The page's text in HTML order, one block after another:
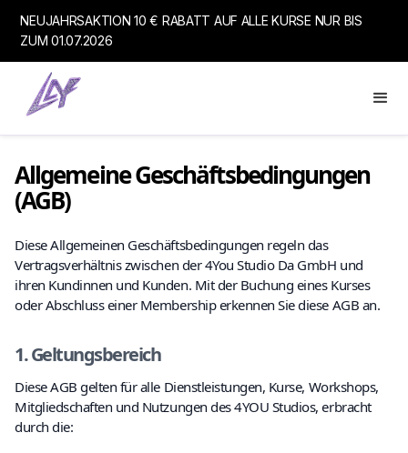
NEUJAHRSAKTION 10 € RABATT AUF ALLE KURSE NUR BIS
ZUM 01.07.2026
Allgemeine Geschäftsbedingungen
(AGB)
Diese Allgemeinen Geschäftsbedingungen regeln das
Vertragsverhältnis zwischen der 4You Studio Da GmbH und
ihren Kundinnen und Kunden. Mit der Buchung eines Kurses
oder Abschluss einer Membership erkennen Sie diese AGB an.
1. Geltungsbereich
Diese AGB gelten für alle Dienstleistungen, Kurse, Workshops,
Mitgliedschaften und Nutzungen des 4YOU Studios, erbracht
durch die: